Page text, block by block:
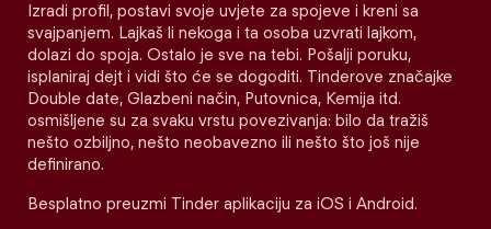
Izradi profil, postavi svoje uvjete za spojeve i kreni sa
svajpanjem. Lajkaš li nekoga i ta osoba uzvrati lajkom,
dolazi do spoja. Ostalo je sve na tebi. Pošalji poruku,
isplaniraj dejt i vidi što će se dogoditi. Tinderove značajke
Double date, Glazbeni način, Putovnica, Kemija itd.
osmišljene su za svaku vrstu povezivanja: bilo da tražiš
nešto ozbiljno, nešto neobavezno ili nešto što još nije
definirano.
Besplatno preuzmi Tinder aplikaciju za iOS i Android.